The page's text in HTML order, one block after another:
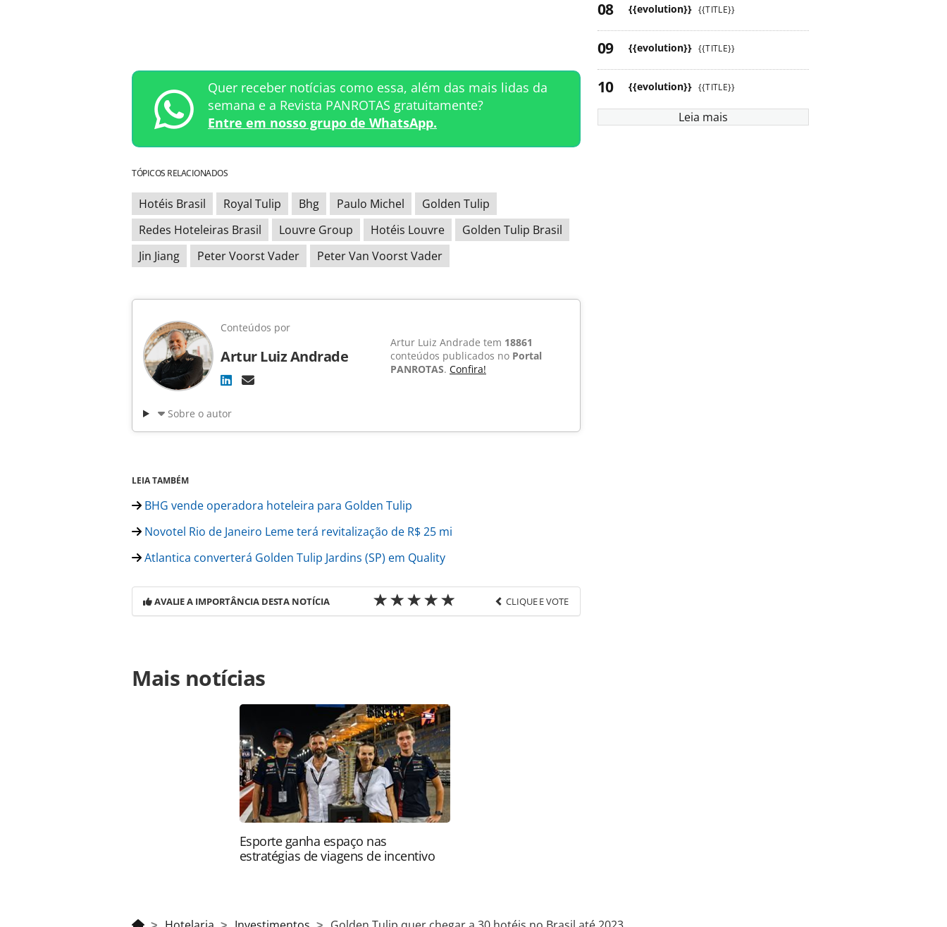
Quer receber notícias como essa, além das mais lidas da
semana e a Revista PANROTAS gratuitamente?
Entre em nosso grupo de WhatsApp.
TÓPICOS RELACIONADOS
Hotéis Brasil Royal Tulip Bhg Paulo Michel
Golden Tulip
Redes Hoteleiras Brasil
Louvre Group Hotéis Louvre
Golden Tulip Brasil
Jin Jiang
Peter Voorst Vader Peter Van Voorst Vader
Conteúdos por
Artur Luiz Andrade
Artur Luiz Andrade tem 18861
conteúdos publicados no Portal
PANROTAS. Confira!
Sobre o autor
LEIA TAMBÉM
BHG vende operadora hoteleira para Golden Tulip
Novotel Rio de Janeiro Leme terá revitalização de R$ 25 mi
Atlantica converterá Golden Tulip Jardins (SP) em Quality
AVALIE A IMPORTÂNCIA DESTA NOTÍCIA CLIQUE E VOTE
https://www.panrotas.com.br/hotelaria/investimentos/2018/12/golden-tulip-quer-
chegar-a-30-hoteis-no-brasil-ate-2023_160986.html ou as ferramentas oferecidas na
página. Todo o conteúdo produzido pela PANROTAS Editora é protegido pela legislação
brasileira sobre direito autoral. Não reproduza o conteúdo sem autorização da
PANROTAS Editora (copyright@panrotas.com.br).
Mais notícias
Esporte ganha espaço nas
estratégias de viagens de incentivo
{{evolution}} {{TITLE}}
{{evolution}} {{TITLE}}
{{evolution}} {{TITLE}}
Leia mais